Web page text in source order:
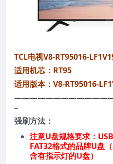
TCL电视V8-RT95016-
适用机芯：RT95
适用版本：V8-RT95016-
–
强刷方法：
注意U盘规格要求：
FAT32格式的品牌U盘
含有指示灯的U盘）